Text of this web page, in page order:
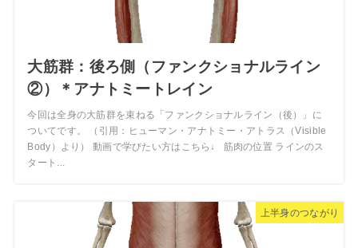
大筋群：後ろ側（ファンクショナルライン
②）＊アナトミートレイン
今回は全身の大筋群を束ねる「ファンクショナルライン（後）」に
ついてです。 （引用：ヒューマン・アナトミー・アトラス（Visible
Body）より） 動画で学びたい方はこちら↓ 筋肉の位置 ラインのス
タート...
上半身のつながり